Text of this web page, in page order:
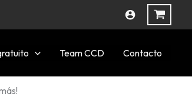
Team CCD Contacto